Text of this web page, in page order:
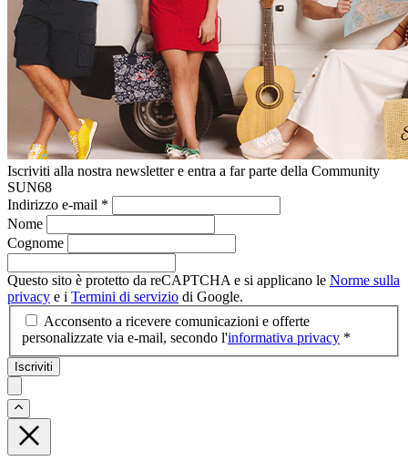
Iscriviti alla nostra newsletter e entra a far parte della Community
SUN68
Indirizzo e-mail *
Nome
Cognome
Questo sito è protetto da reCAPTCHA e si applicano le Norme sulla
privacy e i Termini di servizio di Google.
Acconsento a ricevere comunicazioni e offerte
personalizzate via e-mail, secondo l'informativa privacy *
Iscriviti